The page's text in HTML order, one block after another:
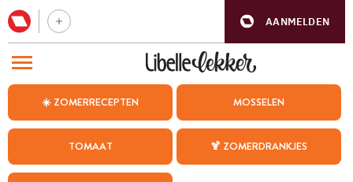
AANMELDEN
☀️ ZOMERRECEPTEN MOSSELEN
TOMAAT 🍹 ZOMERDRANKJES
BEZOEK ONZE ANDERE WEBSITES
WEEKMENU